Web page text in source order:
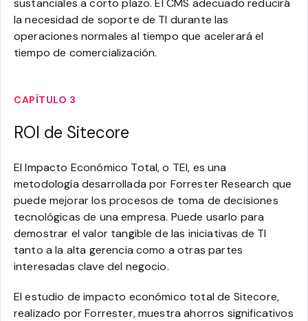
sustanciales a corto plazo. El CMS adecuado reducirá
la necesidad de soporte de TI durante las
operaciones normales al tiempo que acelerará el
tiempo de comercialización.
CAPÍTULO 3
ROI de Sitecore
El Impacto Económico Total, o TEI, es una
metodología desarrollada por Forrester Research que
puede mejorar los procesos de toma de decisiones
tecnológicas de una empresa. Puede usarlo para
demostrar el valor tangible de las iniciativas de TI
tanto a la alta gerencia como a otras partes
interesadas clave del negocio.
El estudio de impacto económico total de Sitecore,
realizado por Forrester, muestra ahorros significativos